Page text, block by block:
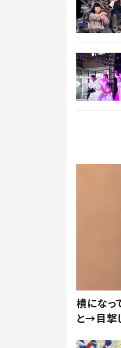
横になっ
と→目撃